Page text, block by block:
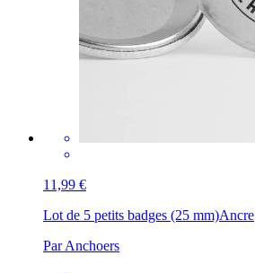
11,99 €
Lot de 5 petits badges (25 mm)Ancre
Par Anchoers